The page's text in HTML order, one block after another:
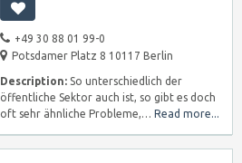
+49 30 88 01 99-0
Potsdamer Platz 8 10117 Berlin
Description: So unterschiedlich der
öffentliche Sektor auch ist, so gibt es doch
oft sehr ähnliche Probleme,… Read more...